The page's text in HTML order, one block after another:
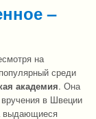
–
на
среди
академия. Она
вручения в Швеции
выдающиеся